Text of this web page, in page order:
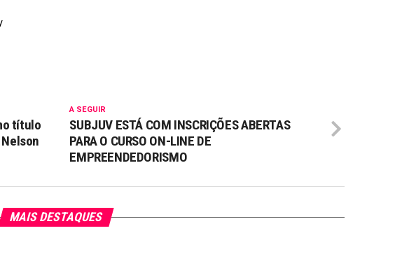
A SEGUIR
SUBJUV ESTÁ COM INSCRIÇÕES ABERTAS
PARA O CURSO ON-LINE DE
EMPREENDEDORISMO
título
MAIS DESTAQUES